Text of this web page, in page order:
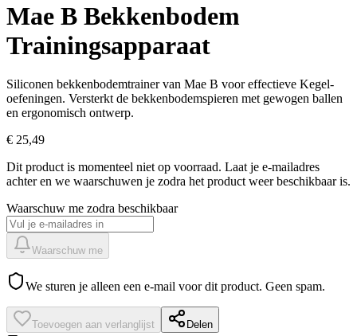
Mae B Bekkenbodem
Trainingsapparaat
Siliconen bekkenbodemtrainer van Mae B voor effectieve Kegel-
oefeningen. Versterkt de bekkenbodemspieren met gewogen ballen
en ergonomisch ontwerp.
€ 25,49
Dit product is momenteel niet op voorraad. Laat je e-mailadres
achter en we waarschuwen je zodra het product weer beschikbaar is.
Waarschuw me zodra beschikbaar
Waarschuw me
We sturen je alleen een e-mail voor dit product. Geen spam.
Toevoegen aan verlanglijst Delen